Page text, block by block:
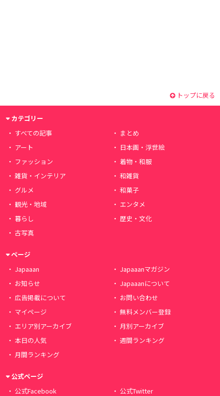
トップに戻る
カテゴリー
すべての記事
まとめ
アート
日本画・浮世絵
ファッション
着物・和服
雑貨・インテリア
和雑貨
グルメ
和菓子
観光・地域
エンタメ
暮らし
歴史・文化
古写真
ページ
Japaaan
Japaaanマガジン
お知らせ
Japaaanについて
広告掲載について
お問い合わせ
マイページ
無料メンバー登録
エリア別アーカイブ
月別アーカイブ
本日の人気
週間ランキング
月間ランキング
公式ページ
公式Facebook
公式Twitter